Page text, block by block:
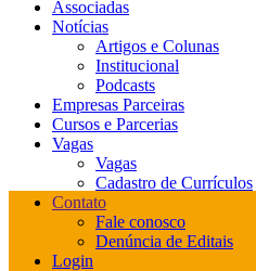
Associadas
Notícias
Artigos e Colunas
Institucional
Podcasts
Empresas Parceiras
Cursos e Parcerias
Vagas
Vagas
Cadastro de Currículos
Contato
Fale conosco
Denúncia de Editais
Login